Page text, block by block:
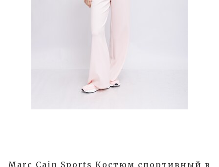
Marc Cain Sports Костюм спортивный в